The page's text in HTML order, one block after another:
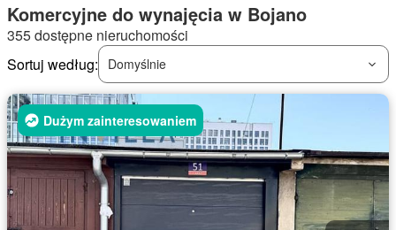
Komercyjne do wynajęcia w Bojano
355 dostępne nieruchomości
Sortuj według:
Domyślnie
Dużym zainteresowaniem